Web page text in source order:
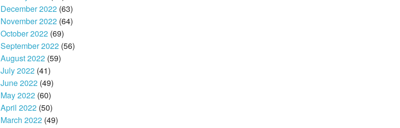
December 2022(63)
November 2022(64)
October 2022(69)
September 2022(56)
August 2022(59)
July 2022(41)
June 2022(49)
May 2022(60)
April 2022(50)
March 2022(49)